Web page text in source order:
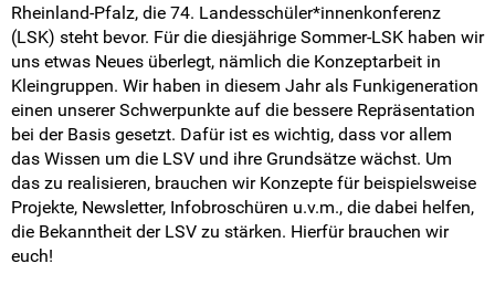
Rheinland-Pfalz, die 74. Landesschüler*innenkonferenz
(LSK) steht bevor. Für die diesjährige Sommer-LSK haben wir
uns etwas Neues überlegt, nämlich die Konzeptarbeit in
Kleingruppen. Wir haben in diesem Jahr als Funkigeneration
einen unserer Schwerpunkte auf die bessere Repräsentation
bei der Basis gesetzt. Dafür ist es wichtig, dass vor allem
das Wissen um die LSV und ihre Grundsätze wächst. Um
das zu realisieren, brauchen wir Konzepte für beispielsweise
Projekte, Newsletter, Infobroschüren u.v.m., die dabei helfen,
die Bekanntheit der LSV zu stärken. Hierfür brauchen wir
euch!